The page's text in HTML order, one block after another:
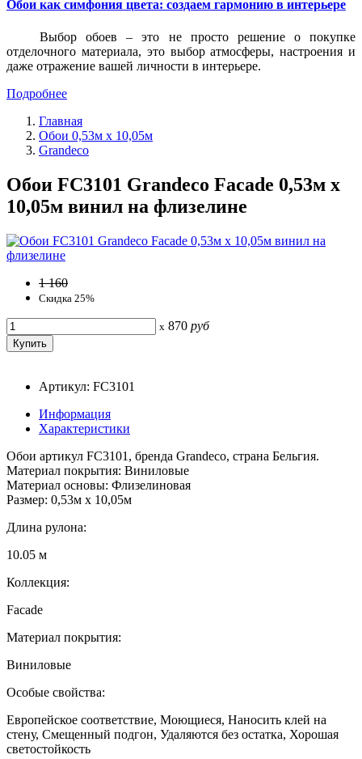
Обои как симфония цвета: создаем гармонию в интерьере
Выбор обоев – это не просто решение о покупке
отделочного материала, это выбор атмосферы, настроения и
даже отражение вашей личности в интерьере.
Подробнее
Главная
Обои 0,53м x 10,05м
Grandeco
Обои FC3101 Grandeco Facade 0,53м x
10,05м винил на флизелине
1 160
Скидка 25%
x 870 руб
Артикул: FC3101
Информация
Характеристики
Обои артикул FC3101, бренда Grandeco, страна Бельгия.
Материал покрытия: Виниловые
Материал основы: Флизелиновая
Размер: 0,53м x 10,05м
Длина рулона:
10.05 м
Коллекция:
Facade
Материал покрытия:
Виниловые
Особые свойства:
Европейское соответствие, Моющиеся, Наносить клей на
стену, Смещенный подгон, Удаляются без остатка, Хорошая
светостойкость